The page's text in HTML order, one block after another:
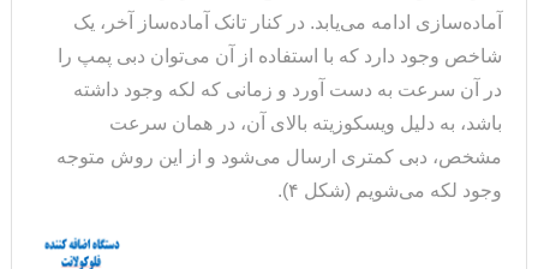
آماده‌سازی ادامه می‌یابد. در کنار تانک آماده‌ساز آخر، یک
شاخص وجود دارد که با استفاده از آن می‌توان دبی پمپ را
در آن سرعت به دست آورد و زمانی که لکه وجود داشته
باشد، به دلیل ویسکوزیته بالای آن، در همان سرعت
مشخص، دبی کمتری ارسال می‌شود و از این روش متوجه
وجود لکه می‌شویم (شکل ۴).